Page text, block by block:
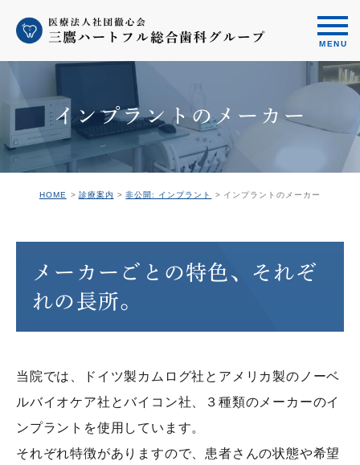
インプラントのメーカー
HOME 診療案内 非公開: インプラント インプラントのメーカー
メーカーごとの特色、それぞ
れの長所。
当院では、ドイツ製カムログ社とアメリカ製のノーベ
ルバイオケア社とバイコン社、３種類のメーカーのイ
ンプラントを使用しています。
それぞれ特徴がありますので、患者さんの状態や希望